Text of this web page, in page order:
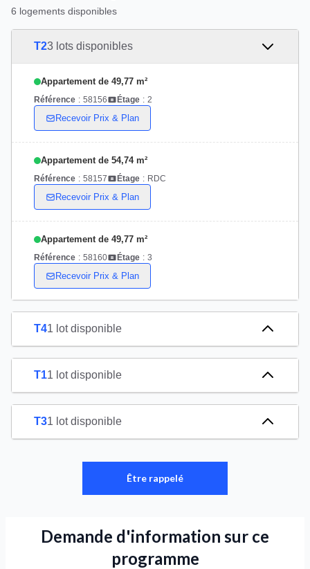
6 logements disponibles
T23 lots disponibles
Appartement de 49,77 m²
Référence : 58156 Étage : 2
Recevoir Prix & Plan
Appartement de 54,74 m²
Référence : 58157 Étage : RDC
Recevoir Prix & Plan
Appartement de 49,77 m²
Référence : 58160 Étage : 3
Recevoir Prix & Plan
T41 lot disponible
T11 lot disponible
T31 lot disponible
Être rappelé
Demande d'information sur ce
programme